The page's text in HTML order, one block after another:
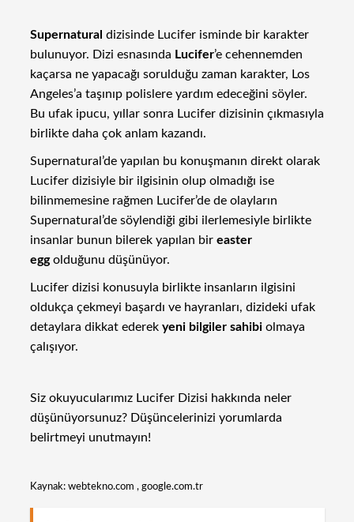
Supernatural dizisinde Lucifer isminde bir karakter
bulunuyor. Dizi esnasında Lucifer’e cehennemden
kaçarsa ne yapacağı sorulduğu zaman karakter, Los
Angeles’a taşınıp polislere yardım edeceğini söyler.
Bu ufak ipucu, yıllar sonra Lucifer dizisinin çıkmasıyla
birlikte daha çok anlam kazandı.
Supernatural’de yapılan bu konuşmanın direkt olarak
Lucifer dizisiyle bir ilgisinin olup olmadığı ise
bilinmemesine rağmen Lucifer’de de olayların
Supernatural’de söylendiği gibi ilerlemesiyle birlikte
insanlar bunun bilerek yapılan bir easter
eggolduğunu düşünüyor.
Lucifer dizisi konusuyla birlikte insanların ilgisini
oldukça çekmeyi başardı ve hayranları, dizideki ufak
detaylara dikkat ederek yeni bilgiler sahibiolmaya
çalışıyor.
Siz okuyucularımız Lucifer Dizisi hakkında neler
düşünüyorsunuz? Düşüncelerinizi yorumlarda
belirtmeyi unutmayın!
Kaynak: webtekno.com , google.com.tr